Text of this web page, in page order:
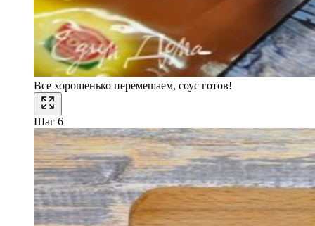
Все хорошенько перемешаем, соус готов!
Шаг 6